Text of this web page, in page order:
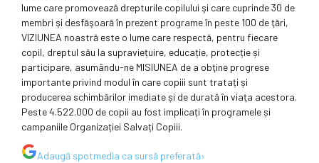
lume care promovează drepturile copilului şi care cuprinde 30 de
membri şi desfăşoară în prezent programe în peste 100 de ţări,
VIZIUNEA noastră este o lume care respectă, pentru fiecare
copil, dreptul său la supraviețuire, educație, protecție și
participare, asumându-ne MISIUNEA de a obţine progrese
importante privind modul în care copiii sunt tratați și
producerea schimbărilor imediate și de durată în viaţa acestora.
Peste 4.522.000 de copii au fost implicați în programele și
campaniile Organizației Salvați Copiii.
Adaugă spotmedia ca sursă preferată›